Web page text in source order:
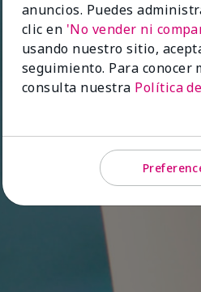
anuncios. Puedes
clic en 'No vender ni
usando nuestro sitio,
seguimiento. Para conocer
consulta nuestra Política